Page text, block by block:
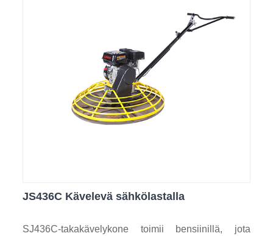
JS436C Kävelevä sähkölastalla
SJ436C-takakävelykone toimii bensiinillä, jota